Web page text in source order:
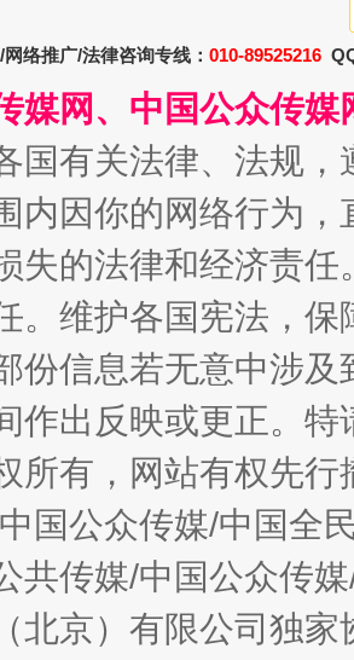
博鳌关键词
乱象丛生
生
络推广/法律咨询专线： 010-89525216
媒网、中国公众传
国有关法律、法规
内因你的网络行为
失的法律和经济责
。维护各国宪法，
份信息若无意中涉
作出反映或更正。
所有，网站有权先
国公众传媒/中国全
共传媒/中国公众传
北京）有限公司独